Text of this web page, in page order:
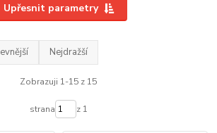
Upřesnit parametry
Nejdražší
Zobrazuji 1-15 z 15
strana z 1